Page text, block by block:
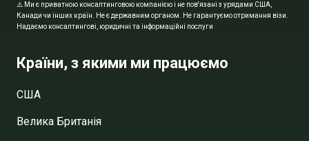
⚠️ Ми є приватною консалтинговою компанією і не пов'язані з урядами США,
Канади чи інших країн. Не є державним органом. Не гарантуємо отримання візи.
Надаємо консалтингові, юридичні та інформаційні послуги
Країни, з якими ми працюємо
США
Велика Британія